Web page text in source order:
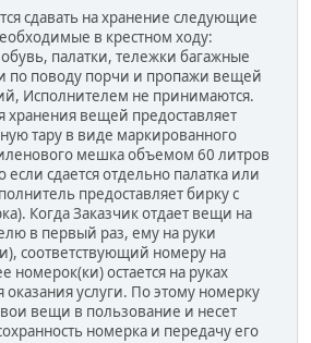
сдавать на хранение следующие
в крестном ходу:
палатки, тележки багажные
по поводу порчи и пропажи вещей
Исполнителем не принимаются.
хранения вещей предоставляет
тару в виде маркированного
мешка объемом 60 литров
сдается отдельно палатка или
предоставляет бирку с
Когда Заказчик отдает вещи на
в первый раз, ему на руки
соответствующий номеру на
номерок(ки) остается на руках
оказания услуги. По этому номерку
вещи в пользование и несет
номерка и передачу его